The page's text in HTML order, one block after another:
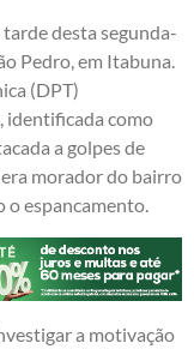
desta segunda-
Pedro, em Itabuna.
(DPT)
identificada como
a golpes de
morador do bairro
o espancamento.
a motivação